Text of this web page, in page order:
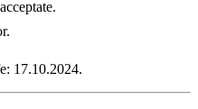
17.10.2024.